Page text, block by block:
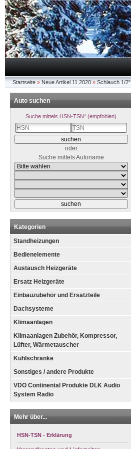
Startseite » Neue Artikel 11.2020 » Schlauch 1/2"
Auto suchen
Suche mittels HSN-TSN* (empfohlen)
oder
Suche mittels Autoname
Kategorien
Standheizungen
Bedienelemente
Austausch Heizgeräte
Ersatz Heizgeräte
Einbauzubehör und Ersatzteile
Dachsysteme
Klimaanlagen
Klimaanlagen Zubehör, Kompressor,
Lüfter, Wärmetauscher
Kühlschränke
Sonstiges / andere Produkte
VDO Continental Produkte DLK Audio
System Radio
Mehr über...
HSN-TSN - Erklärung